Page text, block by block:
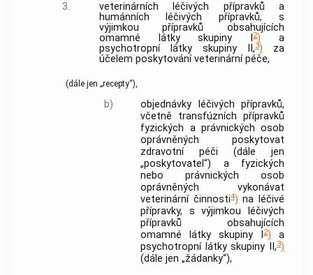
3.
veterinárních léčivých přípravků a
humánních léčivých přípravků, s
výjimkou přípravků obsahujících
omamné
látkyskupiny I2) a
psychotropní
látkyskupiny II,3) za
účelem poskytování veterinární péče,
(dále jen „recepty“),
b) objednávky léčivých přípravků,
včetně transfúzních přípravků
fyzických a právnických osob
oprávněných poskytovat
zdravotní péči (dále jen
„poskytovatel“) a fyzických
nebo právnických osob
oprávněných vykonávat
veterinární činnosti4) na léčivé
přípravky, s výjimkou
léčivých
přípravků obsahujících
omamné
látky skupiny I2) a
psychotropní látkyskupiny II,3)
(dále jen „žádanky“),